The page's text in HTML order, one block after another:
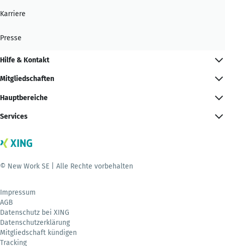
Karriere
Presse
Hilfe & Kontakt
Mitgliedschaften
Hauptbereiche
Services
© New Work SE | Alle Rechte vorbehalten
Impressum
AGB
Datenschutz bei XING
Datenschutzerklärung
Mitgliedschaft kündigen
Tracking